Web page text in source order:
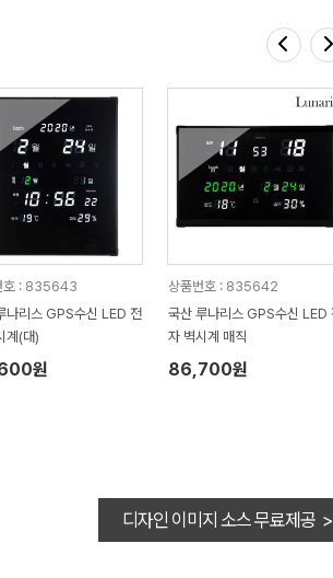
호 : 835643
리스 GPS수신 LED 전
계(대)
원
상품번호 : 835642
국산 루나리스 GPS수신 LED 전
자 벽시계 매직
86,700원
디자인 이미지 소스 무료제공 >